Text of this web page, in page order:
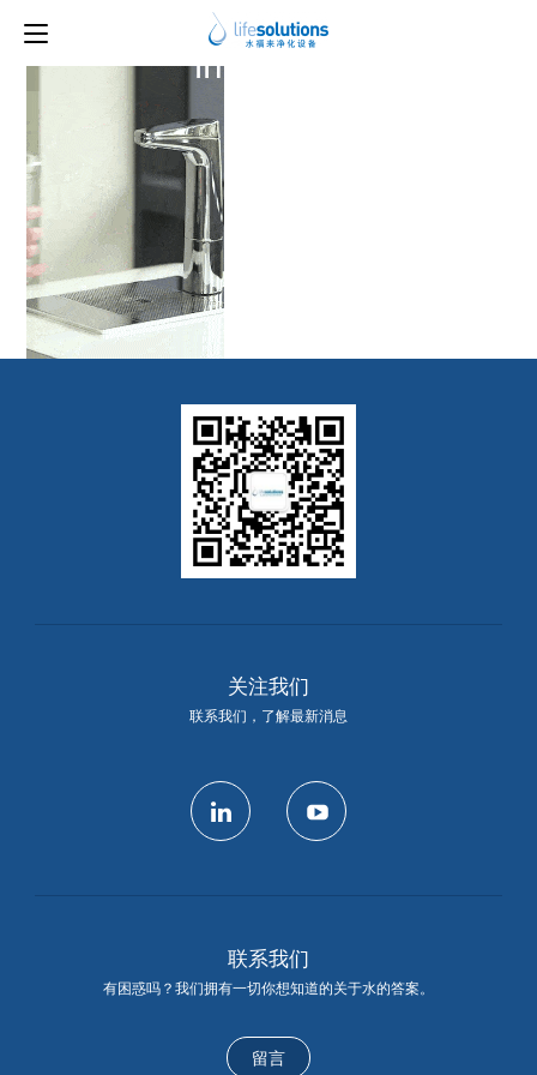
上一图片
image15
关注我们
联系我们，了解最新消息
联系我们
有困惑吗？我们拥有一切你想知道的关于水的答案。
留言